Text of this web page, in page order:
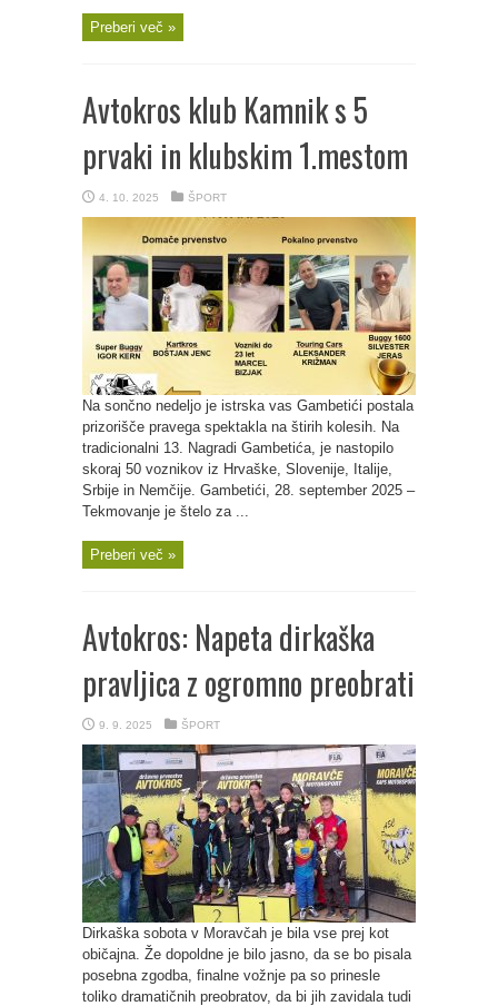
Preberi več »
Avtokros klub Kamnik s 5
prvaki in klubskim 1.mestom
4. 10. 2025 ŠPORT
Na sončno nedeljo je istrska vas Gambetići postala
prizorišče pravega spektakla na štirih kolesih. Na
tradicionalni 13. Nagradi Gambetića, je nastopilo
skoraj 50 voznikov iz Hrvaške, Slovenije, Italije,
Srbije in Nemčije. Gambetići, 28. september 2025 –
Tekmovanje je štelo za ...
Preberi več »
Avtokros: Napeta dirkaška
pravljica z ogromno preobrati
9. 9. 2025 ŠPORT
Dirkaška sobota v Moravčah je bila vse prej kot
običajna. Že dopoldne je bilo jasno, da se bo pisala
posebna zgodba, finalne vožnje pa so prinesle
toliko dramatičnih preobratov, da bi jih zavidala tudi